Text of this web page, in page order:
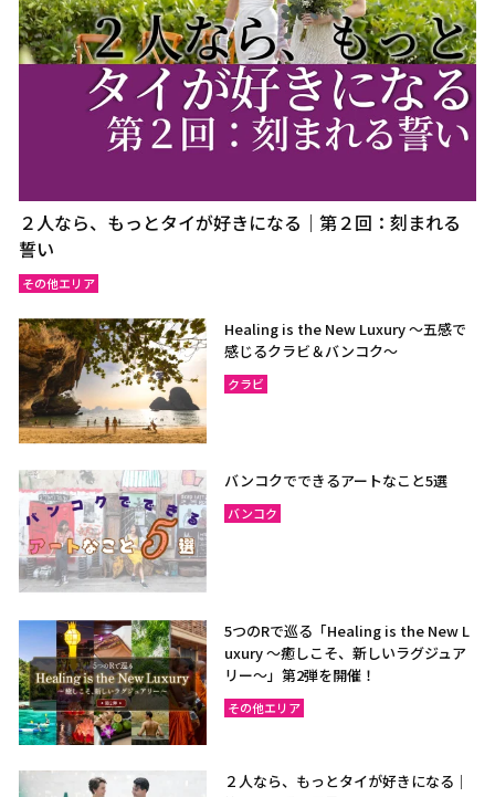
２人なら、もっとタイが好きになる｜第２回：刻まれる
誓い
その他エリア
Healing is the New Luxury ～五感で
感じるクラビ＆バンコク～
クラビ
バンコクでできるアートなこと5選
バンコク
5つのRで巡る「Healing is the New L
uxury ～癒しこそ、新しいラグジュア
リー〜」第2弾を開催！
その他エリア
２人なら、もっとタイが好きになる｜